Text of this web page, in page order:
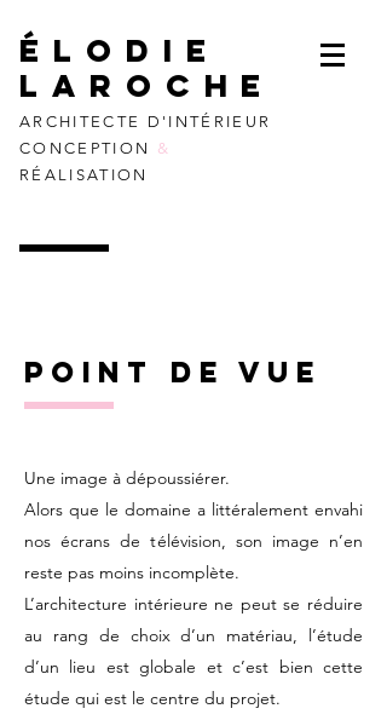
élodie
laroche
ARCHITECTE D'INTÉRIEUR
CONCEPTION &
RÉALISATION
Point de vue
Une image à dépoussiérer.
Alors que le domaine a littéralement envahi
nos écrans de télévision, son image n’en
reste pas moins incomplète.
L’architecture intérieure ne peut se réduire
au rang de choix d’un matériau, l’étude
d’un lieu est globale et c’est bien cette
étude qui est le centre du projet.